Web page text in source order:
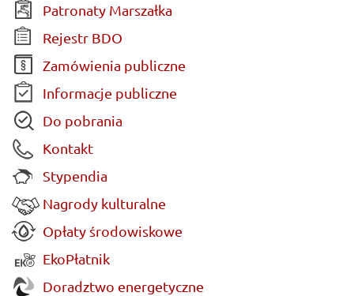
Patronaty Marszałka
Rejestr BDO
Zamówienia publiczne
Informacje publiczne
Do pobrania
Kontakt
Stypendia
Nagrody kulturalne
Opłaty środowiskowe
EkoPłatnik
Doradztwo energetyczne